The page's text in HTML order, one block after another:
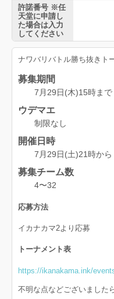
許諾番号 ※任
天堂に申請し
た場合は入力
してください
ナワバリバトル勝ち抜きト
募集期間
7月29日(木)15時まで
ウデマエ
制限なし
開催日時
7月29日(土)21時から
募集チーム数
4〜32
応募方法
イカナカマ2より応募
トーナメント表
https://ikanakama.ink/
不明な点などございました